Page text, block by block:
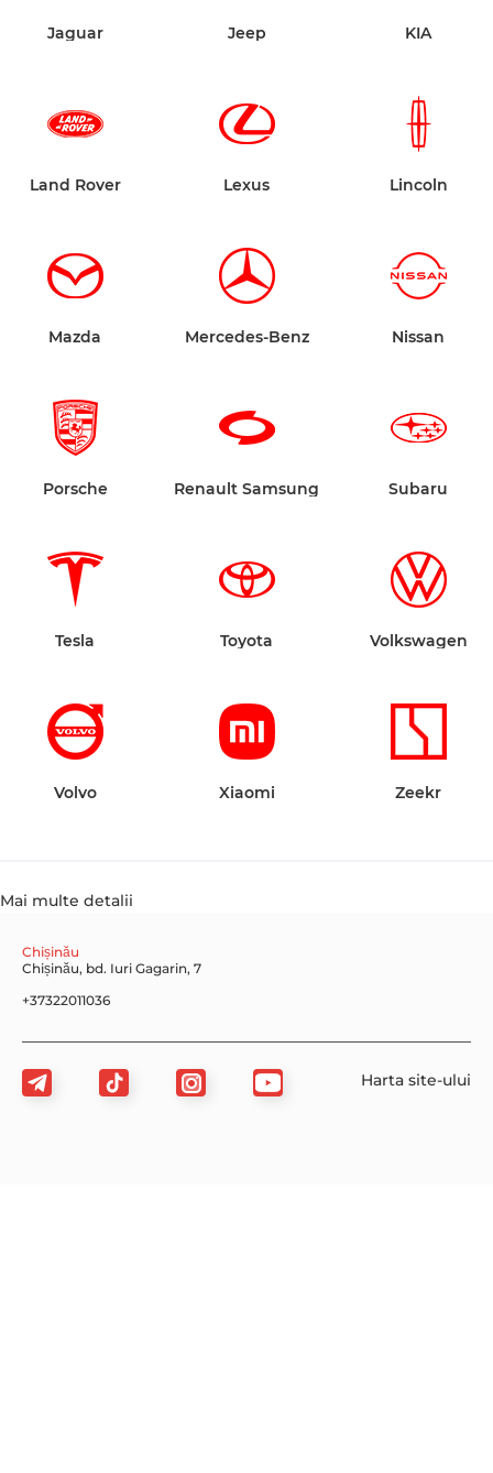
Jaguar Jeep KIA
Land Rover Lexus Lincoln
Mazda Mercedes-Benz Nissan
Porsche Renault Samsung Subaru
Tesla Toyota Volkswagen
Volvo Xiaomi Zeekr
Mai multe detalii
Chișinău
Chișinău, bd. Iuri Gagarin, 7
+37322011036
Harta site-ului